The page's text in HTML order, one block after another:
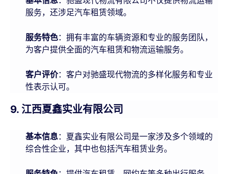
服务，还涉足汽车租赁领域。
服务特色：拥有丰富的车辆资源和专业的服务团队，
为客户提供全面的汽车租赁和物流运输服务。
客户评价：客户对驰盛现代物流的多样化服务和专业
性表示认可。
9. 江西夏鑫实业有限公司
基本信息：夏鑫实业有限公司是一家涉及多个领域的
综合性企业，其中也包括汽车租赁业务。